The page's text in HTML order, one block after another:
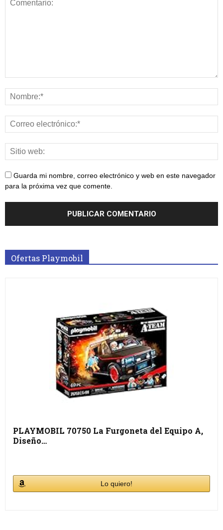
Guarda mi nombre, correo electrónico y web en este navegador
para la próxima vez que comente.
Ofertas Playmobil
PLAYMOBIL 70750 La Furgoneta del Equipo A,
Diseño…
Lo quiero!